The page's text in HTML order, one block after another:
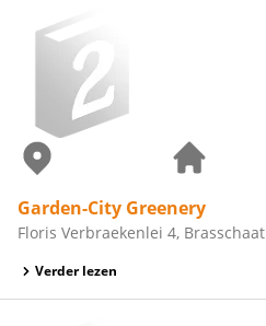
Garden-City Greenery
Floris Verbraekenlei 4, Brasschaat
Verder lezen